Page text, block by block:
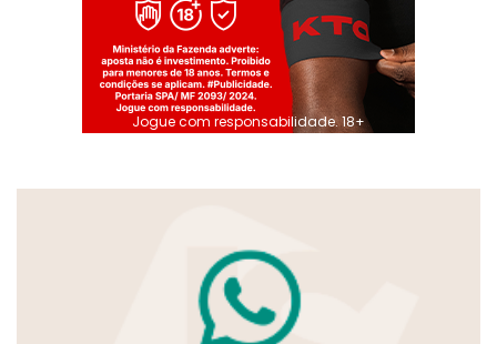
Jogue com responsabilidade. 18+